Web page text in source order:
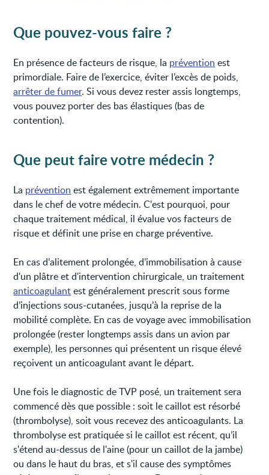
Que pouvez-vous faire ?
En présence de facteurs de risque, la prévention est
primordiale. Faire de l’exercice, éviter l’excès de poids,
arrêter de fumer. Si vous devez rester assis longtemps,
vous pouvez porter des bas élastiques (bas de
contention).
Que peut faire votre médecin ?
La prévention est également extrêmement importante
dans le chef de votre médecin. C'est pourquoi, pour
chaque traitement médical, il évalue vos facteurs de
risque et définit une prise en charge préventive.
En cas d’alitement prolongée, d’immobilisation à cause
d'un plâtre et d'intervention chirurgicale, un traitement
anticoagulantest généralement prescrit sous forme
d’injections sous-cutanées, jusqu’à la reprise de la
mobilité complète. En cas de voyage avec immobilisation
prolongée (rester longtemps assis dans un avion par
exemple), les personnes qui présentent un risque élevé
reçoivent un anticoagulant avant le départ.
Une fois le diagnostic de TVP posé, un traitement sera
commencé dès que possible : soit le caillot est résorbé
(thrombolyse), soit vous recevez des anticoagulants. La
thrombolyse est pratiquée si le caillot est récent, qu’il
s'étend au-dessus de l'aine (pour un caillot de la jambe)
ou dans le haut du bras, et s'il cause des symptômes